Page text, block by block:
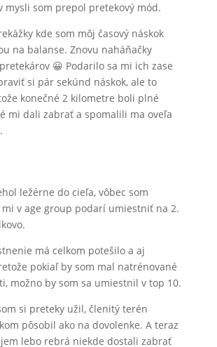
mysli som prepol pretekový mód.
kde som môj časový náskok
na balanse. Znovu naháňačky
😀 Podarilo sa mi ich zase
si pár sekúnd náskok, ale to
konečné 2 kilometre boli plné
mi dali zabrať a spomalili ma oveľa
ležérne do cieľa, vôbec som
mi v age group podarí umiestniť na 2.
má celkom potešilo a aj
pokiaľ by som mal natrénované
možno by som sa umiestnil v top 10.
si preteky užil, členitý terén
pôsobil ako na dovolenke. A teraz
lebo rebrá niekde dostali zabrať